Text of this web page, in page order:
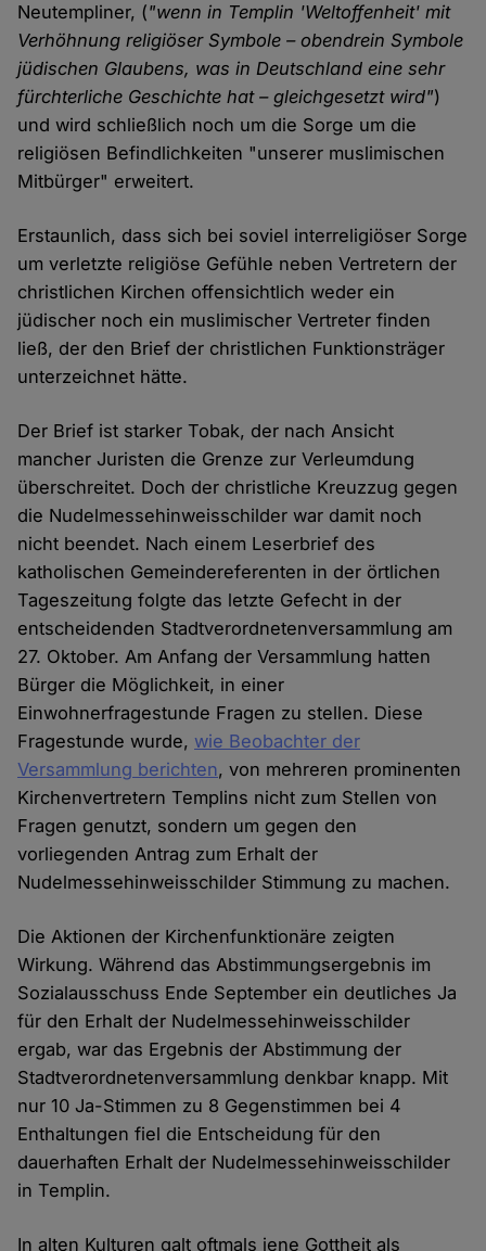
Neutempliner, ("wenn in Templin 'Weltoffenheit' mit
Verhöhnung religiöser Symbole – obendrein Symbole
jüdischen Glaubens, was in Deutschland eine sehr
fürchterliche Geschichte hat – gleichgesetzt wird")
und wird schließlich noch um die Sorge um die
religiösen Befindlichkeiten "unserer muslimischen
Mitbürger" erweitert.
Erstaunlich, dass sich bei soviel interreligiöser Sorge
um verletzte religiöse Gefühle neben Vertretern der
christlichen Kirchen offensichtlich weder ein
jüdischer noch ein muslimischer Vertreter finden
ließ, der den Brief der christlichen Funktionsträger
unterzeichnet hätte.
Der Brief ist starker Tobak, der nach Ansicht
mancher Juristen die Grenze zur Verleumdung
überschreitet. Doch der christliche Kreuzzug gegen
die Nudelmessehinweisschilder war damit noch
nicht beendet. Nach einem Leserbrief des
katholischen Gemeindereferenten in der örtlichen
Tageszeitung folgte das letzte Gefecht in der
entscheidenden Stadtverordnetenversammlung am
27. Oktober. Am Anfang der Versammlung hatten
Bürger die Möglichkeit, in einer
Einwohnerfragestunde Fragen zu stellen. Diese
Fragestunde wurde, wie Beobachter der
Versammlung berichten, von mehreren prominenten
Kirchenvertretern Templins nicht zum Stellen von
Fragen genutzt, sondern um gegen den
vorliegenden Antrag zum Erhalt der
Nudelmessehinweisschilder Stimmung zu machen.
Die Aktionen der Kirchenfunktionäre zeigten
Wirkung. Während das Abstimmungsergebnis im
Sozialausschuss Ende September ein deutliches Ja
für den Erhalt der Nudelmessehinweisschilder
ergab, war das Ergebnis der Abstimmung der
Stadtverordnetenversammlung denkbar knapp. Mit
nur 10 Ja-Stimmen zu 8 Gegenstimmen bei 4
Enthaltungen fiel die Entscheidung für den
dauerhaften Erhalt der Nudelmessehinweisschilder
in Templin.
In alten Kulturen galt oftmals jene Gottheit als